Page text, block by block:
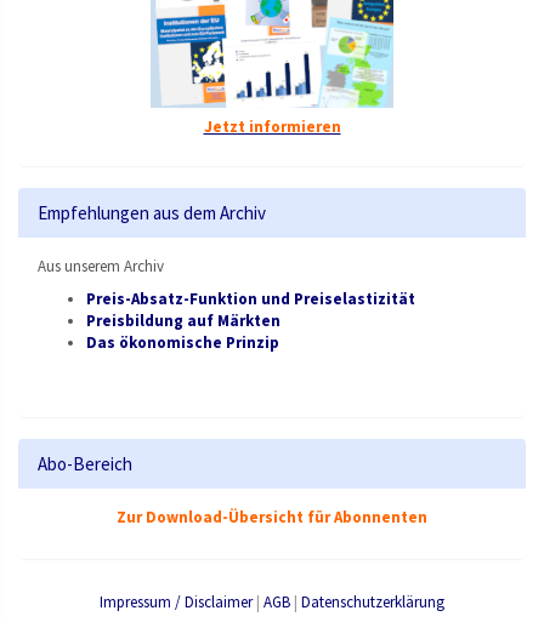
Jetzt informieren
Empfehlungen aus dem Archiv
Aus unserem Archiv
Preis-Absatz-Funktion und Preiselastizität
Preisbildung auf Märkten
Das ökonomische Prinzip
Abo-Bereich
Zur Download-Übersicht für Abonnenten
Impressum / Disclaimer| AGB | Datenschutzerklärung